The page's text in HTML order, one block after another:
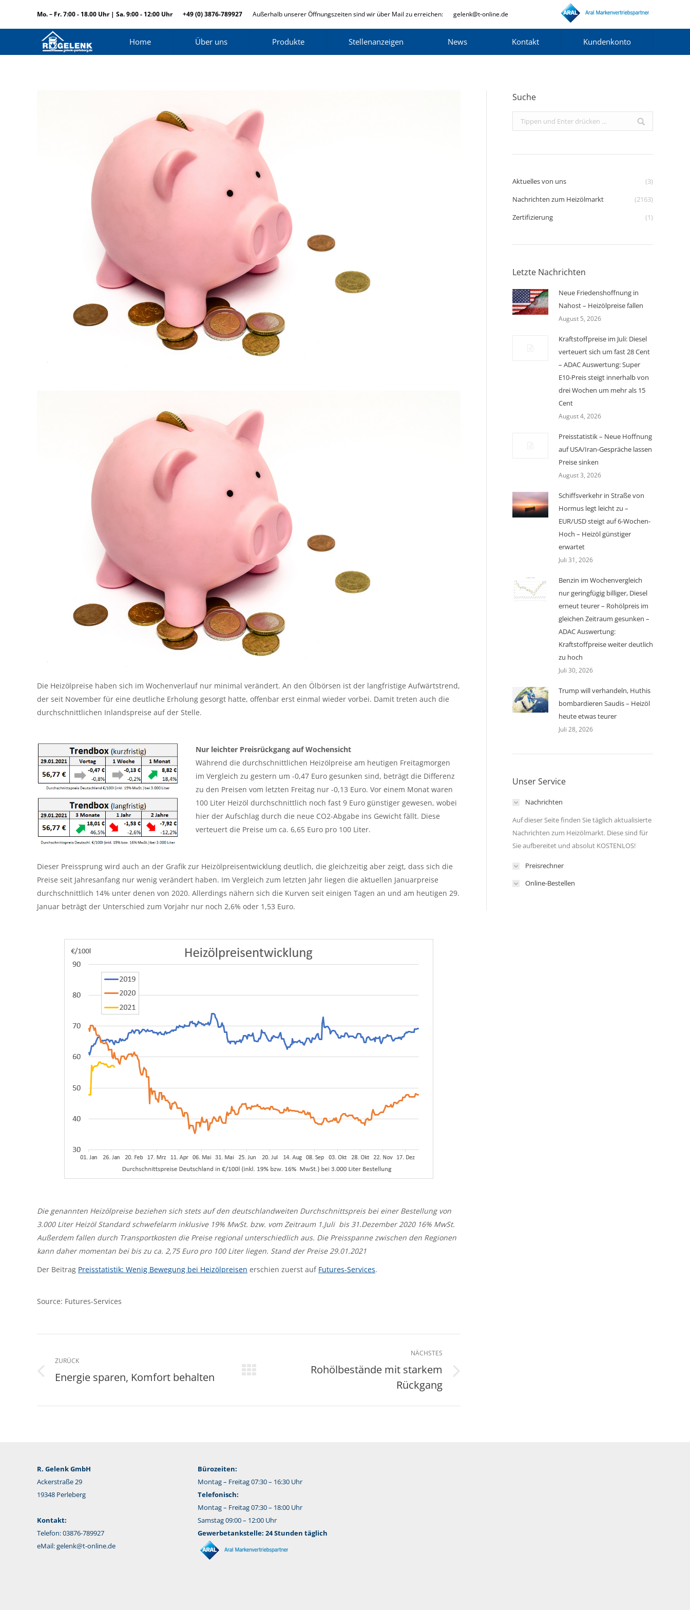
Mo. – Fr. 7:00 - 18.00 Uhr | Sa. 9:00 - 12:00 Uhr +49 (0) 3876-789927 Außerhalb unserer Öffnungszeiten sind wir über Mail zu erreichen: gelenk@t-online.de
Home Über uns Produkte Stellenanzeigen News Kontakt Kundenkonto
Die Heizölpreise haben sich im Wochenverlauf nur minimal verändert. An den Ölbörsen ist der langfristige Aufwärtstrend,
der seit November für eine deutliche Erholung gesorgt hatte, offenbar erst einmal wieder vorbei. Damit treten auch die
durchschnittlichen Inlandspreise auf der Stelle.
Nur leichter Preisrückgang auf Wochensicht
Während die durchschnittlichen Heizölpreise am heutigen Freitagmorgen
im Vergleich zu gestern um -0,47 Euro gesunken sind, beträgt die Differenz
zu den Preisen vom letzten Freitag nur -0,13 Euro. Vor einem Monat waren
100 Liter Heizöl durchschnittlich noch fast 9 Euro günstiger gewesen, wobei
hier der Aufschlag durch die neue CO2-Abgabe ins Gewicht fällt. Diese
verteuert die Preise um ca. 6,65 Euro pro 100 Liter.
Dieser Preissprung wird auch an der Grafik zur Heizölpreisentwicklung deutlich, die gleichzeitig aber zeigt, dass sich die
Preise seit Jahresanfang nur wenig verändert haben. Im Vergleich zum letzten Jahr liegen die aktuellen Januarpreise
durchschnittlich 14% unter denen von 2020. Allerdings nähern sich die Kurven seit einigen Tagen an und am heutigen 29.
Januar beträgt der Unterschied zum Vorjahr nur noch 2,6% oder 1,53 Euro.
Die genannten Heizölpreise beziehen sich stets auf den deutschlandweiten Durchschnittspreis bei einer Bestellung von
3.000 Liter Heizöl Standard schwefelarm inklusive 19% MwSt. bzw. vom Zeitraum 1.Juli bis 31.Dezember 2020 16% MwSt.
Außerdem fallen durch Transportkosten die Preise regional unterschiedlich aus. Die Preisspanne zwischen den Regionen
kann daher momentan bei bis zu ca. 2,75 Euro pro 100 Liter liegen. Stand der Preise 29.01.2021
Der Beitrag Preisstatistik: Wenig Bewegung bei Heizölpreisen erschien zuerst auf Futures-Services.
Source: Futures-Services
ZURÜCK
Vorheriger
Energie sparen, Komfort behalten
NÄCHSTES
Rohölbestände mit starkem
Rückgang
Suche
Search:
Aktuelles von uns
(3)
Nachrichten zum Heizölmarkt
(2163)
Zertifizierung
(1)
Letzte Nachrichten
Neue Friedenshoffnung in
Nahost – Heizölpreise fallen
August 5, 2026
Kraftstoffpreise im Juli: Diesel
verteuert sich um fast 28 Cent
– ADAC Auswertung: Super
E10-Preis steigt innerhalb von
drei Wochen um mehr als 15
Cent
August 4, 2026
Preisstatistik – Neue Hoffnung
auf USA/Iran-Gespräche lassen
Preise sinken
August 3, 2026
Schiffsverkehr in Straße von
Hormus legt leicht zu –
EUR/USD steigt auf 6-Wochen-
Hoch – Heizöl günstiger
erwartet
Juli 31, 2026
Benzin im Wochenvergleich
nur geringfügig billiger, Diesel
erneut teurer – Rohölpreis im
gleichen Zeitraum gesunken –
ADAC Auswertung:
Kraftstoffpreise weiter deutlich
zu hoch
Juli 30, 2026
Trump will verhandeln, Huthis
bombardieren Saudis – Heizöl
heute etwas teurer
Juli 28, 2026
Unser Service
Nachrichten
Auf dieser Seite finden Sie täglich aktualisierte
Nachrichten zum Heizölmarkt. Diese sind für
Sie aufbereitet und absolut KOSTENLOS!
Preisrechner
Online-Bestellen
R. Gelenk GmbH
Ackerstraße 29
19348 Perleberg
Kontakt:
Telefon: 03876-789927
eMail:gelenk@t-online.de
Bürozeiten:
Montag – Freitag 07:30 – 16:30 Uhr
Telefonisch:
Montag – Freitag 07:30 – 18:00 Uhr
Samstag 09:00 – 12:00 Uhr
Gewerbetankstelle: 24 Stunden täglich